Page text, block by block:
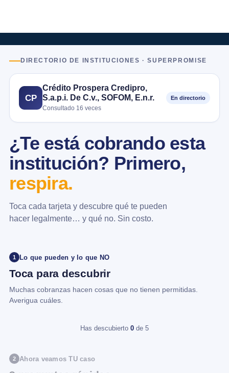
DIRECTORIO DE INSTITUCIONES · SUPERPROMISE
CP
Crédito Prospera Credipro,
S.a.p.i. De C.v., SOFOM, E.n.r.
Consultado 16 veces
En directorio
¿Te está cobrando esta
institución? Primero,
respira.
Toca cada tarjeta y descubre qué te pueden
hacer legalmente… y qué no. Sin costo.
1 Lo que pueden y lo que NO
Toca para descubrir
Muchas cobranzas hacen cosas que no tienen permitidas.
Averigua cuáles.
Has descubierto 0 de 5
2 Ahora veamos TU caso